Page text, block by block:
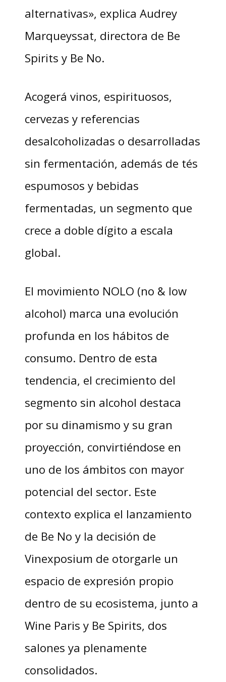
alternativas», explica Audrey
Marqueyssat, directora de Be
Spirits y Be No.
Acogerá vinos, espirituosos,
cervezas y referencias
desalcoholizadas o desarrolladas
sin fermentación, además de tés
espumosos y bebidas
fermentadas, un segmento que
crece a doble dígito a escala
global.
El movimiento NOLO (no & low
alcohol) marca una evolución
profunda en los hábitos de
consumo. Dentro de esta
tendencia, el crecimiento del
segmento sin alcohol destaca
por su dinamismo y su gran
proyección, convirtiéndose en
uno de los ámbitos con mayor
potencial del sector. Este
contexto explica el lanzamiento
de Be No y la decisión de
Vinexposium de otorgarle un
espacio de expresión propio
dentro de su ecosistema, junto a
Wine Paris y Be Spirits, dos
salones ya plenamente
consolidados.